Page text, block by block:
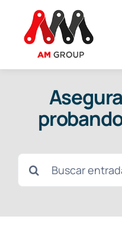
contenido
Buscar: